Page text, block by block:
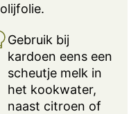
olijfolie.
Gebruik bij
kardoen eens een
scheutje melk in
het kookwater,
naast citroen of